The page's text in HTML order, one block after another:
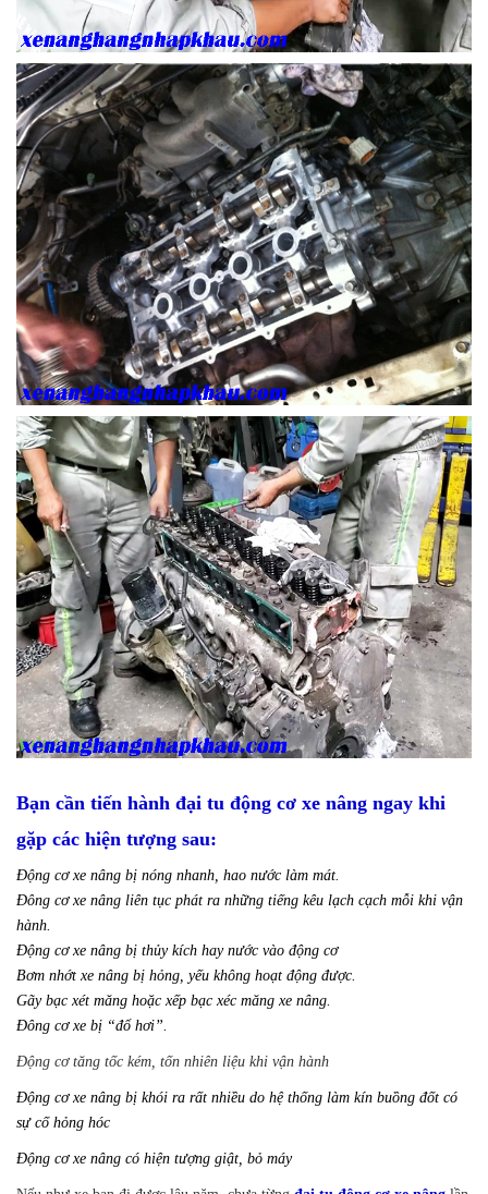
Bạn cần tiến hành đại tu động cơ xe nâng ngay khi
gặp các hiện tượng sau:
Động cơ xe nâng bị nóng nhanh, hao nước làm mát.
Đông cơ xe nâng liên tục phát ra những tiếng kêu lạch cạch mỗi khi vận
hành.
Động cơ xe nâng bị thủy kích hay nước vào động cơ
Bơm nhớt xe nâng bị hỏng, yếu không hoạt động được.
Gãy bạc xét măng hoặc xếp bạc xéc măng xe nâng.
Đông cơ xe bị “đổ hơi”.
Động cơ tăng tốc kém, tốn nhiên liệu khi vận hành
Động cơ xe nâng bị khói ra rất nhiều do hệ thống làm kín buồng đốt có
sự cố hỏng hóc
Động cơ xe nâng có hiện tượng giật, bỏ máy